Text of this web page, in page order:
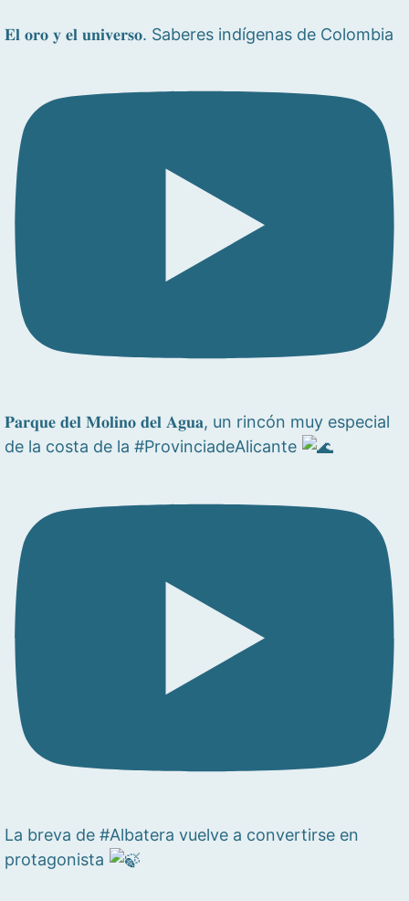
𝐄𝐥 𝐨𝐫𝐨 𝐲 𝐞𝐥 𝐮𝐧𝐢𝐯𝐞𝐫𝐬𝐨. Saberes indígenas de Colombia
𝐏𝐚𝐫𝐪𝐮𝐞 𝐝𝐞𝐥 𝐌𝐨𝐥𝐢𝐧𝐨 𝐝𝐞𝐥 𝐀𝐠𝐮𝐚, un rincón muy especial
de la costa de la #ProvinciadeAlicante
La breva de #Albatera vuelve a convertirse en
protagonista